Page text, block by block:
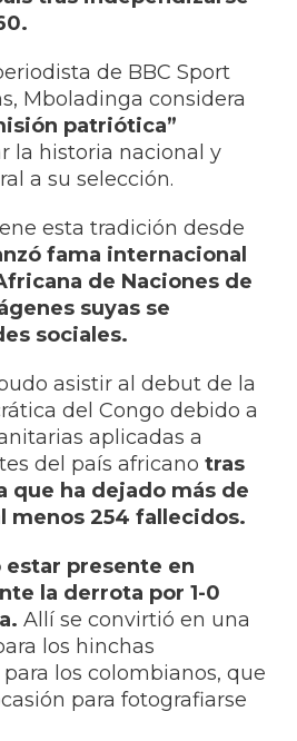
de BBC Sport
Mboladinga considera
patriótica”
la historia nacional y
a su selección.
esta tradición desde
fama internacional
de Naciones de
suyas se
sociales.
asistir al debut de la
del Congo debido a
aplicadas a
del país africano tras
que ha dejado más de
menos 254 fallecidos.
presente en
la derrota por 1-0
Allí se convirtió en una
los hinchas
los colombianos, que
para fotografiarse